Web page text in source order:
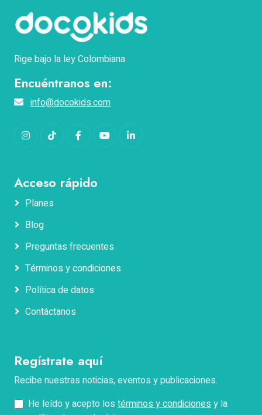
Rige bajo la ley Colombiana
Encuéntranos en:
info@docokids.com
InstagramTikTok FacebookYouTubeLinkedIn
Acceso rápido
Planes
Blog
Preguntas frecuentes
Términos y condiciones
Política de datos
Contáctanos
Regístrate aquí
Recibe nuestras noticias, eventos y publicaciones.
He leído y acepto los términos y condicionesy la
Nombres
Apellidos
Teléfono